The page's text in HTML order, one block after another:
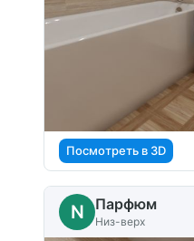
Посмотреть в 3D
N Парфюм
Низ-верх